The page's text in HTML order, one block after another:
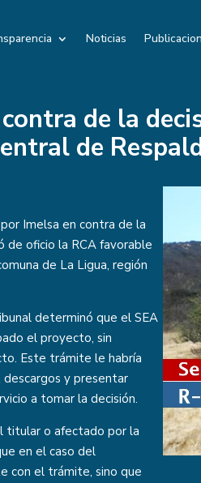
Noticias
de la
de
Imelsa en contra de la
de oficio la RCA favorable
de La Ligua, región
determinó que el SEA
el proyecto, sin
Este trámite le habría
y presentar
a tomar la decisión.
titular o afectado por la
en el caso del
con el trámite, sino que